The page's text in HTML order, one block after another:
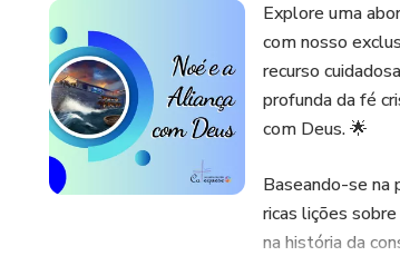
Explore uma
com nosso
recurso
profunda da fé
com Deus. 🌟
Baseando-se na
ricas lições
na história da